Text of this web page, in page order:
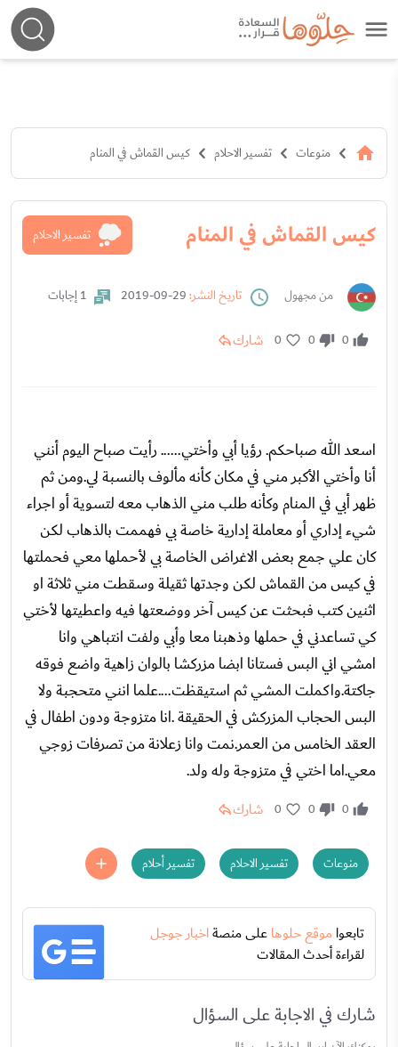
منوعات تفسير الاحلام كيس القماش في المنام
كيس القماش في المنام تفسير الاحلام
من مجهول تاريخ النشر: 1 إجابات
0
0
0 شارك
اسعد الله صباحكم. رؤيا أبي وأختي...... رأيت صباح اليوم أنني
أنا وأختي الأكبر مني في مكان كأنه مألوف بالنسبة لي.ومن ثم
ظهر أبي في المنام وكأنه طلب مني الذهاب معه لتسوية أو اجراء
شيء إداري أو معاملة إدارية خاصة بي فهممت بالذهاب لكن
كان علي جمع بعض الاغراض الخاصة بي لأحملها معي فحملتها
في كيس من القماش لكن وجدتها ثقيلة وسقطت مني ثلاثة او
اثنين كتب فبحثت عن كيس آخر ووضعتها فيه واعطيتها لأختي
كي تساعدني في حملها وذهبنا معا وأبي ولفت انتباهي وانا
امشي اني البس فستانا ابضا مزركشا بالوان زاهية واضع فوقه
جاكتة.واكملت المشي ثم استيقظت....علما انني متحجبة ولا
البس الحجاب المزركش في الحقيقة .انا متزوجة ودون اطفال في
العقد الخامس من العمر.نمت وانا زعلانة من تصرفات زوجي
معي.اما اختي في متزوجة وله ولد.
0
0
0 شارك
منوعات تفسير الاحلام تفسير أحلام
تابعواموقع حلوهاعلى منصةاخبار جوجل
لقراءة أحدث المقالات
شارك في الاجابة على السؤال